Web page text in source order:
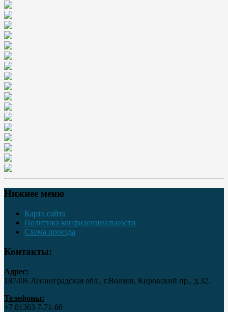
Нижнее меню
Карта сайта
Политика конфиденциальности
Схема проезда
Контакты:
Адрес:
187406 Ленинградская обл., г.Волхов, Кировский пр., д.32.
Телефоны:
+7 81363 7‑71-60